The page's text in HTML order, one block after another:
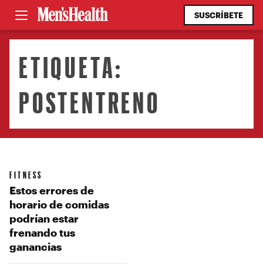
SUSCRÍBETE
ETIQUETA:
POSTENTRENO
FITNESS
Estos errores de
horario de comidas
podrían estar
frenando tus
ganancias